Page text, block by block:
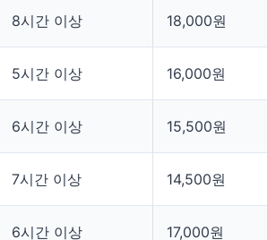
8시간 이상 18,000원
5시간 이상 16,000원
6시간 이상 15,500원
7시간 이상 14,500원
6시간 이상 17,000원